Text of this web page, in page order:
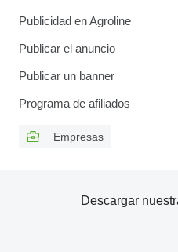
Publicidad en Agroline
Publicar el anuncio
Publicar un banner
Programa de afiliados
Empresas
Descargar